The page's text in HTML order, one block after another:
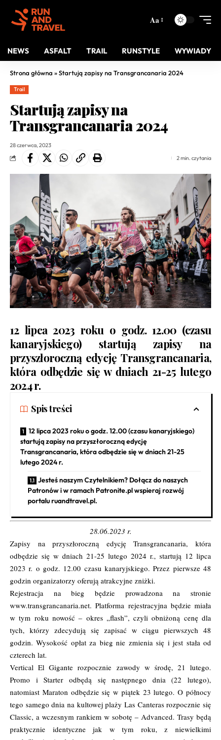
Aa
NEWS ASFALT TRAIL RUNSTYLE WYWIADY
Strona główna »Startują zapisy na Transgrancanaria 2024
Trail
Startują zapisy na
Transgrancanaria 2024
28 czerwca, 2023
2 min. czytania
12 lipca 2023 roku o godz. 12.00 (czasu
kanaryjskiego) startują zapisy na
przyszłoroczną edycję Transgrancanaria,
która odbędzie się w dniach 21-25 lutego
2024 r.
Spis treści
12 lipca 2023 roku o godz. 12.00 (czasu kanaryjskiego)
startują zapisy na przyszłoroczną edycję
Transgrancanaria, która odbędzie się w dniach 21-25
lutego 2024 r.
Jesteś naszym Czytelnikiem? Dołącz do naszych
Patronów i w ramach Patronite.pl wspieraj rozwój
portalu ruandtravel.pl.
28.06.2023 r.
Zapisy na przyszłoroczną edycję Transgrancanaria, która
odbędzie się w dniach 21-25 lutego 2024 r., startują 12 lipca
2023 r. o godz. 12.00 czasu kanaryjskiego. Przez pierwsze 48
godzin organizatorzy oferują atrakcyjne zniżki.
Rejestracja na bieg będzie prowadzona na stronie
www.transgrancanaria.net. Platforma rejestracyjna będzie miała
w tym roku nowość – okres „flash”, czyli obniżoną cenę dla
tych, którzy zdecydują się zapisać w ciągu pierwszych 48
godzin. Wysokość opłat za bieg nie zmienia się i jest stała od
czterech lat.
Vertical El Gigante rozpocznie zawody w środę, 21 lutego.
Promo i Starter odbędą się następnego dnia (22 lutego),
natomiast Maraton odbędzie się w piątek 23 lutego. O północy
tego samego dnia na kultowej plaży Las Canteras rozpocznie się
Classic, a wczesnym rankiem w sobotę – Advanced. Trasy będą
praktycznie identyczne jak w tym roku, z niewielkimi